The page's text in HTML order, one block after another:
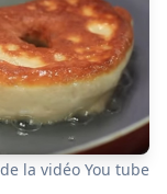
la vidéo You tube